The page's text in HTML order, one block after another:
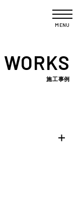
MENU
WORKS
施工事例